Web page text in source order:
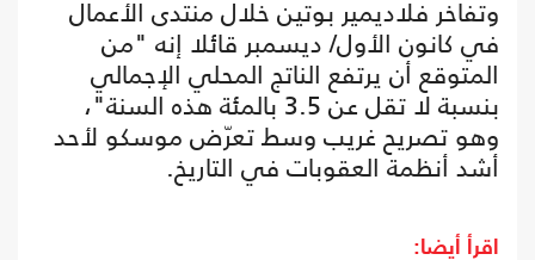
وتفاخر فلاديمير بوتين خلال منتدى الأعمال
في كانون الأول/ ديسمبر قائلا إنه "من
المتوقع أن يرتفع الناتج المحلي الإجمالي
بنسبة لا تقل عن 3.5 بالمئة هذه السنة"،
وهو تصريح غريب وسط تعرّض موسكو لأحد
أشد أنظمة العقوبات في التاريخ.
اقرأ أيضا: